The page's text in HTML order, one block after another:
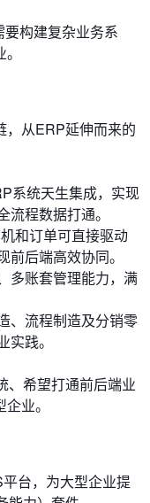
要构建复杂业务系
，从ERP延伸而来的
系统天生集成，实现
程数据打通。
和订单可直接驱动
后端高效协同。
多账套管理能力，满
、流程制造及分销零
践。
、希望打通前后端业
业。
台，为大型企业提